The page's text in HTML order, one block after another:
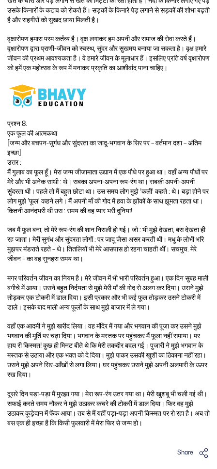
उसके किनारों के कटाव को रोकते हैं। सड़कों के किनारे पेड़ लगाने से सड़कों की शोभा बढ़ती
है और राहगीरों को सुखद छाया मिलती है।
वृक्षारोपण हमारा परम कर्तव्य है। वृक्ष लगाकर हम अपनी और समाज की सेवा करते हैं।
वृक्षारोपण द्वारा प्राणी-जीवन को स्वस्थ, सुंदर और सुखमय बनाया जा सकता है। वृक्ष हमारे
जीवन की प्रथम आवश्यकता है। वे हमारे जीवन के मूलाधार हैं। इसलिए प्रति वर्ष वृक्षारोपण
को हमें एक महोत्सव के रूप में मनाकर प्रकृति का आशीर्वाद पाना चाहिए।
प्रश्न 8.
एक फूल की आत्मकथा
[जन्म और बचपन-सुगंध और सुंदरता का जादू-भगवान के सिर पर – वर्तमान दशा – अंतिम
इच्छा]
उत्तर :
मैं गुलाब का फूल हूँ। मेरा जन्म जीजामाता उद्यान में एक पौधे पर हुआ था। वहाँ अन्य पौधों पर
मेरे और भी अनेक साथी : थे। सबका अपना-अपना रूप-रंग था। सबकी अपनी-अपनी
सुंदरता थी। पहले तो मैं बहुत छोटा था। उस समय लोग मुझे ‘कली’ कहते : थे। बड़ा होने पर
लोग मुझे ‘फूल’ कहने लगे। मैं अपनी माँ की गोद में हवा के झोंकों के साथ झूमता रहता था।
कितनी आनंदभरी थी उस : समय की वह प्यार भरी दुनिया!
जब मैं फूल बना, तो मेरे रूप-रंग की शान निराली हो गई। जो : भी मुझे देखता, बस देखता ही
रह जाता। मेरी सुगंध और सुंदरता लोगों : पर जादू जैसा असर करती थी। मधु के लोभी भरि
मुझपर मंडराते रहते – थे। तितलियों भी मेरे आसपास हो रहना चाहती थीं। सचमुच. मेरे
जीवन – का वह सुनहरा समय था।
मगर परिवर्तन जीवन का नियम है। मेरे जीवन में भी भारी परिवर्तन हुआ। एक दिन सुबह माली
बगीचे में आया। उसने बहुत निर्दयता से मुझे मेरी माँ की गोद से अलग कर दिया। उसने मुझे
तोड़कर एक टोकरी में डाल दिया। इसी प्रकार और भी कई फूल तोड़कर उसने टोकरी में
डाले। इसके बाद माली अन्य फूलों के साथ मुझे बाजार में ले गया।
वहाँ एक आदमी ने मुझे खरीद लिया। वह मंदिर में गया और भगवान की पूजा कर उसने मुझे
भगवान की मूर्ति पर चढ़ा दिया। भगवान के मस्तक पर पहुंचकर मैं फूला नहीं समाया। पर
हाय री किस्मत! कुछ ही मिनट बीते थे कि मेरी तकदीर बदल गई। पुजारी ने मुझे भगवान के
मस्तक से उठाया और एक भक्त को दे दिया। मुझे पाकर उसकी खुशी का ठिकाना नहीं रहा।
उसने मुझे अपने सिर-आँखों से लगा लिया। घर पहुंचकर उसने मुझे अपनी अलमारी के ऊपर
रख दिया।
दूसरे दिन पड़ा-पड़ा मैं मुरझा गया। मेरा रूप-रंग उतर गया था। मेरी खुशबू भी चली गई थी।
सफाई करते समय नौकर ने मुझे उठाकर कचरे की टोकरी में डाल दिया। फिर वह मुझे
उठाकर कूड़ेदान में फेंक आया। तब से मैं यहीं पड़ा-पड़ा अपनी किस्मत पर रो रहा है। अब तो
बस एक ही इच्छा है कि किसी फुलवारी में मेरा फिर से जन्म हो।
Share